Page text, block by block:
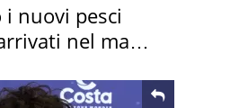
nuovi pesci
nel mar